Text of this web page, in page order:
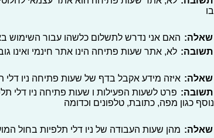
בו
שאלה: האם אני נדרש לתשלום כלשהו עבור השימוש
תשובה: לא, אתר שעות פתיחה הינו אתר חינמי ואינו
שאלה: איזה מידע אקבל בדף של שעות פתיחה ניו דלי
תשובה: פרט לשעות הפעילות ו שעות פתיחה ניו דלי
נוסף כגון מפה, כתובת, טלפונים וכדומה
שאלה: מהן שעות העבודה של ניו דלי תלפיות בחול